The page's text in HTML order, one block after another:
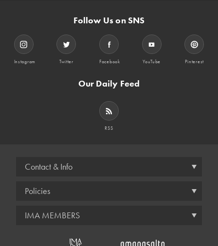
Follow Us on SNS
Instagram Twitter Facebook YouTube Pinterest
Our Daily Feed
RSS
Contact & Info
Policies
IMA MEMBERS